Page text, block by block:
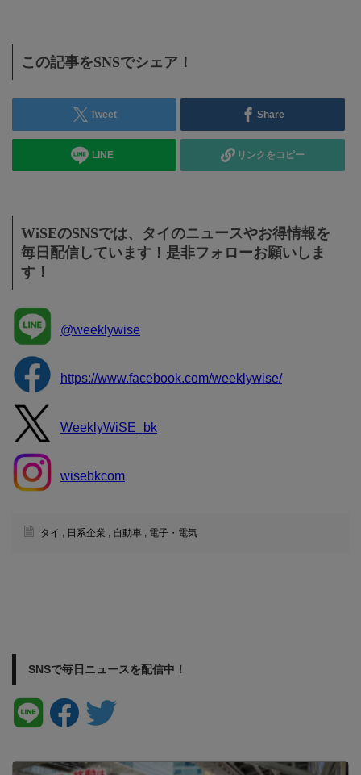
この記事をSNSでシェア！
Tweet Share
LINE リンクをコピー
WiSEのSNSでは、タイのニュースやお得情報を
毎日配信しています！是非フォローお願いしま
す！
@weeklywise
https://www.facebook.com/weeklywise/
WeeklyWiSE_bk
wisebkcom
タイ , 日系企業 , 自動車 , 電子・電気
SNSで毎日ニュースを配信中！